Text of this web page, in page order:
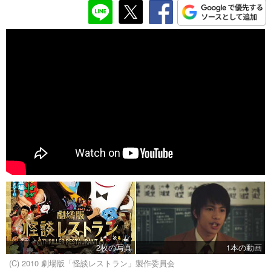
2枚の写真
1本の動画
(C) 2010 劇場版「怪談レストラン」製作委員会